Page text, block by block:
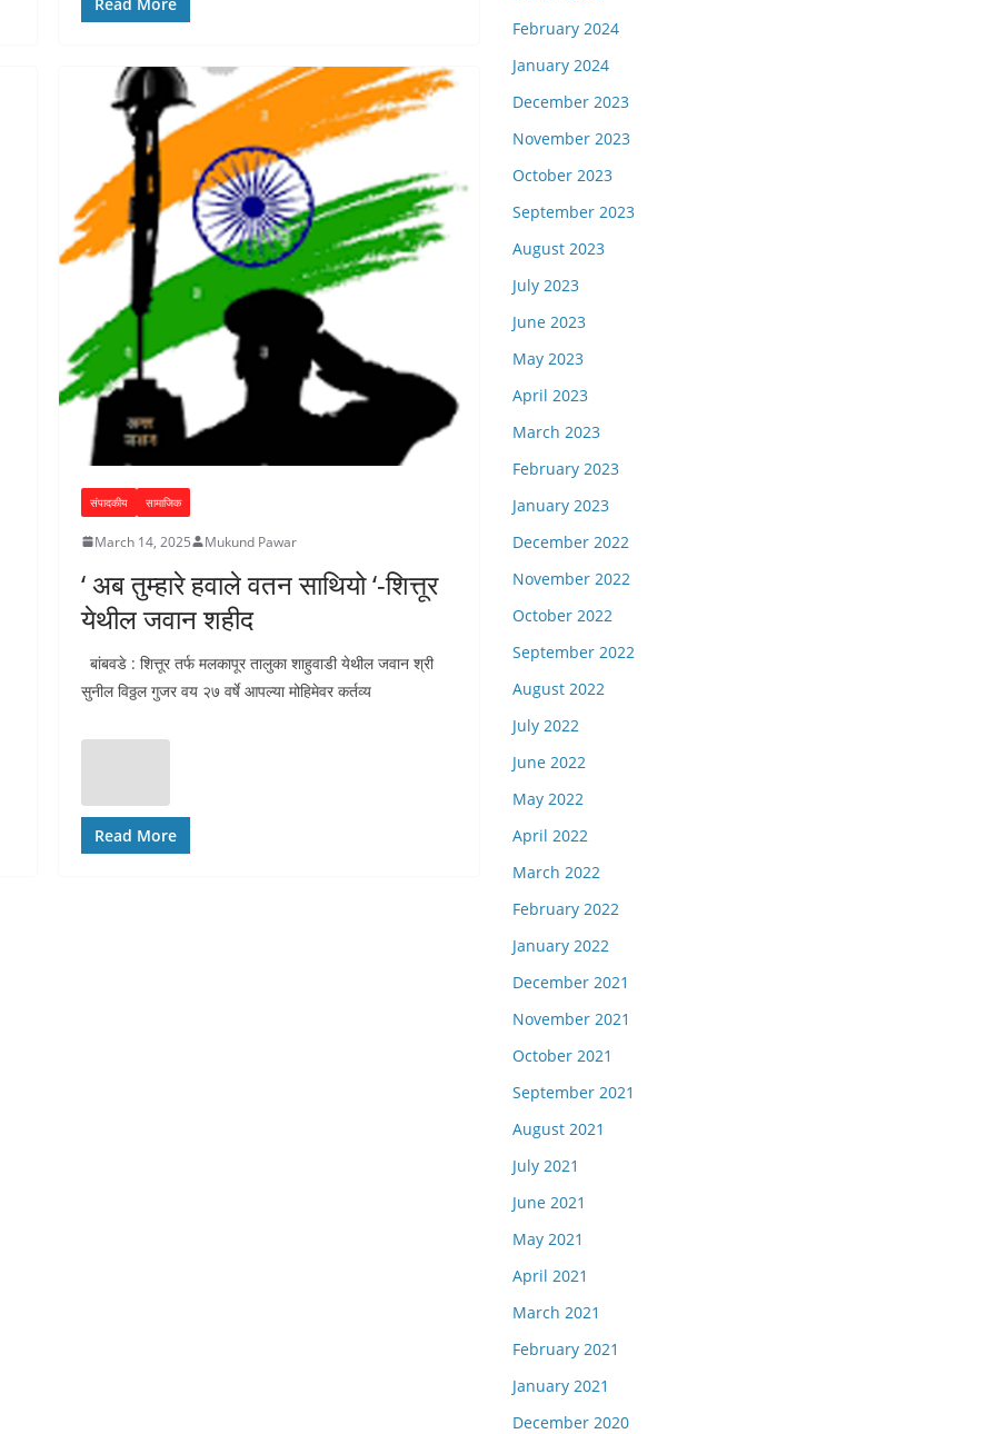
संपादकीय सामाजिक
March 14, 2025 Mukund Pawar
‘ अब तुम्हारे हवाले वतन साथियो ‘-शित्तूर
येथील जवान शहीद
बांबवडे : शित्तूर तर्फ मलकापूर तालुका शाहुवाडी येथील जवान श्री
सुनील विठ्ठल गुजर वय २७ वर्षे आपल्या मोहिमेवर कर्तव्य
Read More
February 2024
January 2024
December 2023
November 2023
October 2023
September 2023
August 2023
July 2023
June 2023
May 2023
April 2023
March 2023
February 2023
January 2023
December 2022
November 2022
October 2022
September 2022
August 2022
July 2022
June 2022
May 2022
April 2022
March 2022
February 2022
January 2022
December 2021
November 2021
October 2021
September 2021
August 2021
July 2021
June 2021
May 2021
April 2021
March 2021
February 2021
January 2021
December 2020